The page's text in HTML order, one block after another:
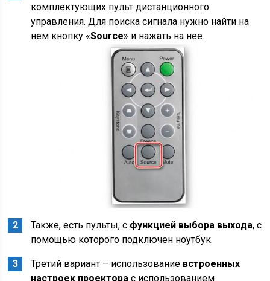
комплектующих пульт дистанционного
управления. Для поиска сигнала нужно найти на
нем кнопку «Source» и нажать на нее.
Также, есть пульты, с функцией выбора выхода, с
помощью которого подключен ноутбук.
Третий вариант – использование встроенных
настроек проектора с использованием